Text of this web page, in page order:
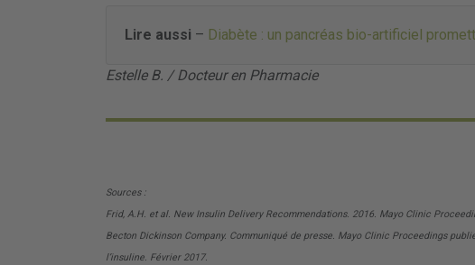
Lire aussi – Diabète : un pancréas bio-artificiel
Estelle B. / Docteur en Pharmacie
Sources :
Frid, A.H. et al. New Insulin Delivery Recommendations. 2016. Mayo Clinic
Becton Dickinson Company. Communiqué de presse. Mayo Clinic Proceedings
l’insuline. Février 2017.